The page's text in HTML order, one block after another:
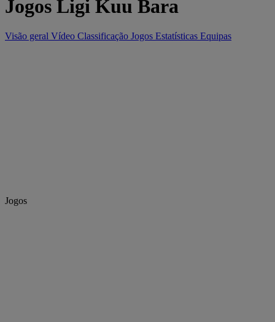
Jogos Ligi Kuu Bara
Visão geral Vídeo Classificação Jogos Estatísticas Equipas
Jogos